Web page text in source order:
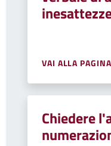
VAI ALLA PAGINA
Chiedere